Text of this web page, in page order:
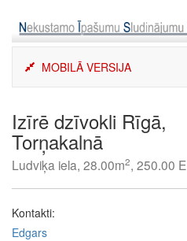
content
MOBILĀ VERSIJA
Izīrē dzīvokli Rīgā,
Torņakalnā
Ludviķa iela, 28.00m2, 250.00
Kontakti:
Edgars